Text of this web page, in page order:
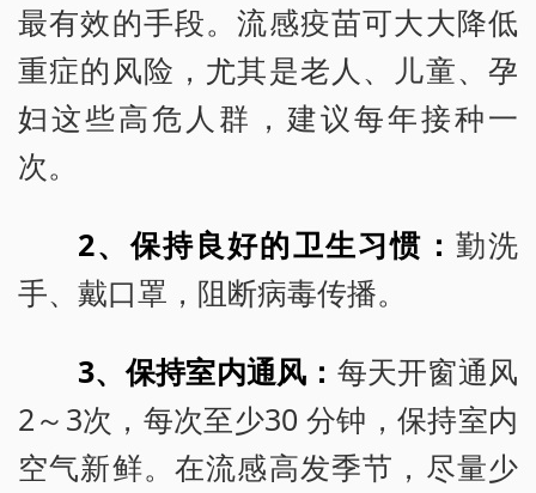
最有效的手段。流感疫苗可大大降低
重症的风险，尤其是老人、儿童、孕
妇这些高危人群，建议每年接种一
次。
2、保持良好的卫生习惯： 勤洗
手、戴口罩，阻断病毒传播。
3、保持室内通风： 每天开窗通风
2～3次，每次至少30 分钟，保持室内
空气新鲜。在流感高发季节，尽量少